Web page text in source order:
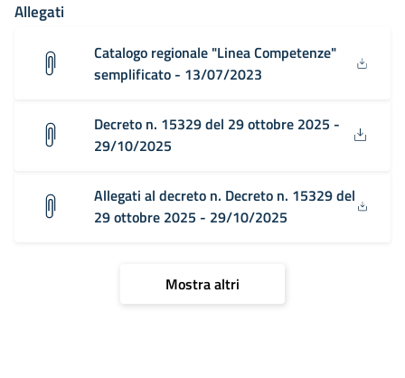
Allegati
Catalogo regionale "Linea Competenze"
semplificato - 13/07/2023
Decreto n. 15329 del 29 ottobre 2025 -
29/10/2025
Allegati al decreto n. Decreto n. 15329 del
29 ottobre 2025 - 29/10/2025
Mostra altri